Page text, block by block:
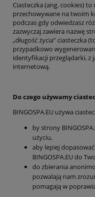
Ciasteczka (ang. cookies)
przechowywane na twoim
podczas gdy odwiedzasz
zazwyczaj zawiera nazwę
„długość życia” ciasteczka
przypadkowo
identyfikacji przeglądarki, z
internetową.
Do czego używamy
BINGOSPA.EU używa
by strony
użyciu,
aby lepiej
BINGOSPA.EU do
do zbierania
pozwalają nam
pomagają w